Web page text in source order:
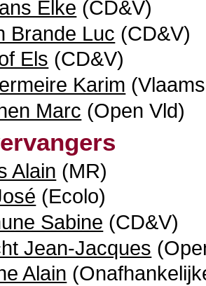
Elke (CD&V)
Brande Luc (CD&V)
Els (CD&V)
Karim
Marc (Open Vld)
Alain (MR)
(Ecolo)
Sabine (CD&V)
Jean-Jacques
Alain